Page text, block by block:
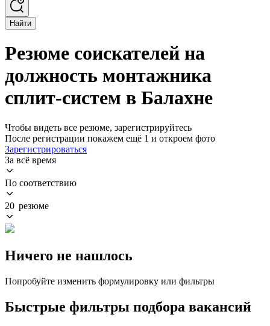
Найти
Резюме соискателей на
должность монтажника
сплит-систем в Балахне
Чтобы видеть все резюме, зарегистрируйтесь
После регистрации покажем ещё 1 и откроем фото
Зарегистрироваться
За всё время
По соответствию
20 резюме
Ничего не нашлось
Попробуйте изменить формулировку или фильтры
Быстрые фильтры подбора вакансий